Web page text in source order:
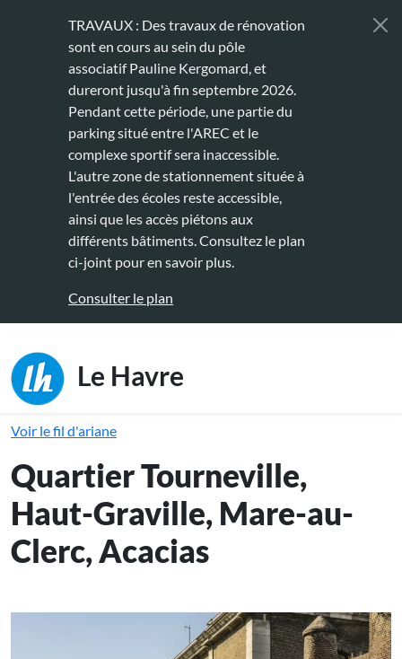
TRAVAUX : Des travaux de rénovation
sont en cours au sein du pôle
associatif Pauline Kergomard, et
dureront jusqu'à fin septembre 2026.
Pendant cette période, une partie du
parking situé entre l'AREC et le
complexe sportif sera inaccessible.
L'autre zone de stationnement située à
l'entrée des écoles reste accessible,
ainsi que les accès piétons aux
différents bâtiments. Consultez le plan
ci-joint pour en savoir plus.
Consulter le plan
Le Havre
Voir le fil d'ariane
Quartier Tourneville,
Haut-Graville, Mare-au-
Clerc, Acacias